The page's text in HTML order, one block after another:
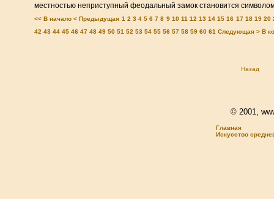
местностью неприступный феодальный замок становится
<< В начало < Предыдущая 1 2 3 4 5 6 7 8 9 10 11 12 13 14 15 16 17 18 19 20
42 43 44 45 46 47 48 49 50 51 52 53 54 55 56 57 58 59 60 61 Следующая > В
Назад
© 2001,
Главная
Искусство